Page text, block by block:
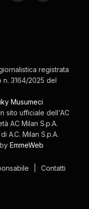
registrata
3164/2025 del
Musumeci
sito ufficiale dell'AC
AC Milan S.p.A.
A.C. Milan S.p.A.
EmmeWeb
Contatti